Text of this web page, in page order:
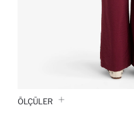
ÖLÇÜLER